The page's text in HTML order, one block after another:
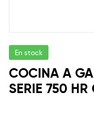
En stock
COCINA A
SERIE 750 HR